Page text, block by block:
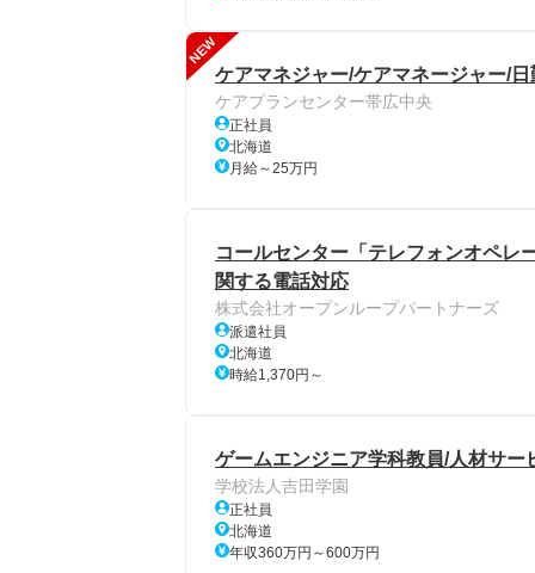
NEW
ケアマネジャー/ケアマネージャー/
ケアプランセンター帯広中央
正社員
北海道
月給～25万円
コールセンター「テレフォンオペレ
関する電話対応
株式会社オープンループパートナーズ
派遣社員
北海道
時給1,370円～
ゲームエンジニア学科教員/人材サー
学校法人吉田学園
正社員
北海道
年収360万円～600万円